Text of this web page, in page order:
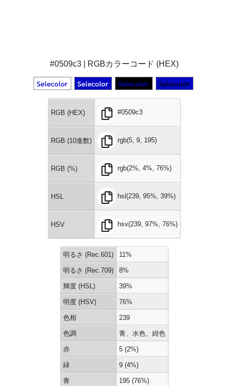
#0509c3 | RGBカラーコード (HEX)
RGB (HEX) #0509c3
RGB (10進数) rgb(5, 9, 195)
RGB (%) rgb(2%, 4%, 76%)
HSL hsl(239, 95%, 39%)
HSV hsv(239, 97%, 76%)
明るさ (Rec.601) 11%
明るさ (Rec.709) 8%
輝度 (HSL) 39%
明度 (HSV) 76%
色相 239
色調 青、水色、紺色
赤 5 (2%)
緑 9 (4%)
青 195 (76%)